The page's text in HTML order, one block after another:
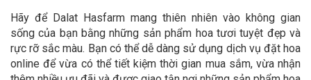
Hãy để Dalat Hasfarm mang thiên nhiên vào không gian
sống của bạn bằng những sản phẩm hoa tươi tuyệt đẹp và
rực rỡ sắc màu. Bạn có thể dễ dàng sử dụng dịch vụ đặt hoa
online để vừa có thể tiết kiệm thời gian mua sắm, vừa nhận